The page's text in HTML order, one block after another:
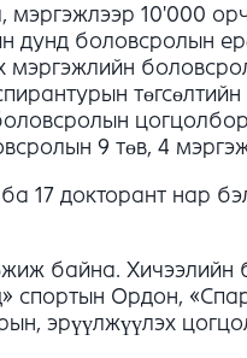
мэргэжлээр 10'000
дунд боловсролын
мэргэжлийн
9 төв, 4
17 докторант нар
байна.
спортын Ордон,
эрүүлжүүлэх